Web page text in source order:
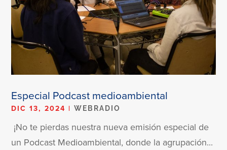
Especial Podcast medioambiental
DIC 13, 2024 |WEBRADIO
¡No te pierdas nuestra nueva emisión especial de
un Podcast Medioambiental, donde la agrupación...